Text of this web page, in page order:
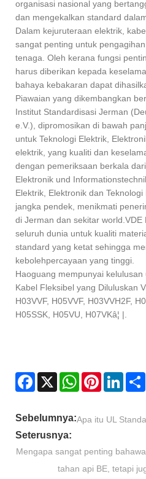
organisasi nasional yang
dan mengekalkan standard
Dalam kejuruteraan elektrik,
sangat penting untuk
tenaga. Oleh kerana fungsi
harus diberikan kepada
bahaya kebakaran dapat
Piawaian yang dikembangkan
Institut Standardisasi Jerman
e.V.), dipromosikan di bawah
untuk Teknologi Elektrik,
elektrik, yang kualiti dan
dengan pemeriksaan berkala
Elektronik und
Elektrik, Elektronik dan
jangka pendek, menikmati
di Jerman dan sekitar
seluruh dunia untuk kualiti
standard yang ketat sehingga
kebolehpercayaan yang tinggi.
Haoguang mempunyai
Kabel Fleksibel yang Diluluskan
H03VVF, H05VVF, H03VVH2F,
H05SSK, H05VU, H07VKâ¦ |.
Facebook
X WhatsAppPinterest
Sebelumnya:Apa itu UL
Seterusnya:
Mengapa sangat penting
tahan api BE, tetapi